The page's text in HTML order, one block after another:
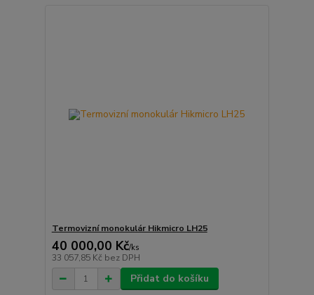
Termovizní monokulár Hikmicro LH25
40 000,00 Kč/ks
33 057,85 Kč bez DPH
Přidat do košíku